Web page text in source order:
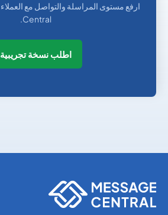
Central.
اطلب نسخة تجريبية